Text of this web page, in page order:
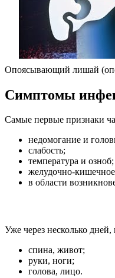
Опоясывающий лишай
Симптомы
Самые первые признаки
недомогание и
слабость;
температура и озноб;
желудочно-кишечное
в области
Уже через несколько
спина, живот;
руки, ноги;
голова, лицо.